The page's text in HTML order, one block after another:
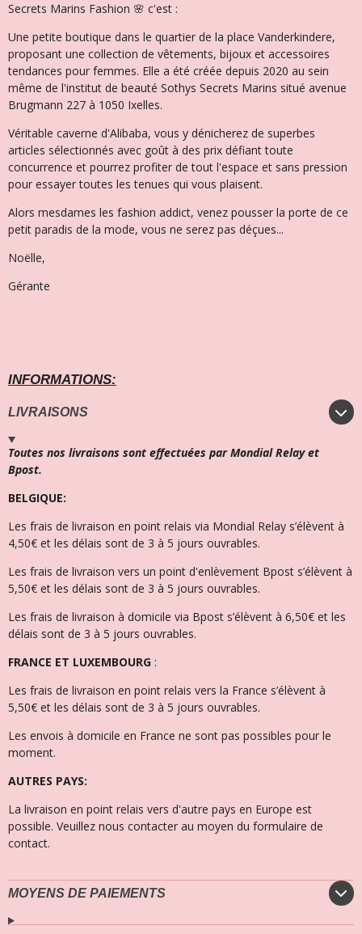
Secrets Marins Fashion 🌸 c'est :
Une petite boutique dans le quartier de la place Vanderkindere,
proposant une collection de vêtements, bijoux et accessoires
tendances pour femmes. Elle a été créée depuis 2020 au sein
même de l'institut de beauté Sothys Secrets Marins situé avenue
Brugmann 227 à 1050 Ixelles.
Véritable caverne d'Alibaba, vous y dénicherez de superbes
articles sélectionnés avec goût à des prix défiant toute
concurrence et pourrez profiter de tout l'espace et sans pression
pour essayer toutes les tenues qui vous plaisent.
Alors mesdames les fashion addict, venez pousser la porte de ce
petit paradis de la mode, vous ne serez pas déçues...
Noëlle,
Gérante
INFORMATIONS:
LIVRAISONS
Toutes nos livraisons sont effectuées par Mondial Relay et
Bpost.
BELGIQUE:
Les frais de livraison en point relais via Mondial Relay s’élèvent à
4,50€ et les délais sont de 3 à 5 jours ouvrables.
Les frais de livraison vers un point d'enlèvement Bpost s’élèvent à
5,50€ et les délais sont de 3 à 5 jours ouvrables.
Les frais de livraison à domicile via Bpost s’élèvent à 6,50€ et les
délais sont de 3 à 5 jours ouvrables.
FRANCE ET LUXEMBOURG :
Les frais de livraison en point relais vers la France s’élèvent à
5,50€ et les délais sont de 3 à 5 jours ouvrables.
Les envois à domicile en France ne sont pas possibles pour le
moment.
AUTRES PAYS:
La livraison en point relais vers d'autre pays en Europe est
possible. Veuillez nous contacter au moyen du formulaire de
contact.
MOYENS DE PAIEMENTS